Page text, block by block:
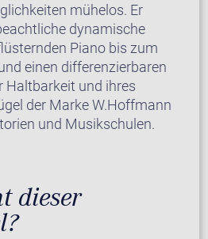
mühelos. Er
dynamische
Piano bis zum
einen differenzierbaren
Haltbarkeit und ihres
der Marke W.Hoffmann
und Musikschulen.
dieser